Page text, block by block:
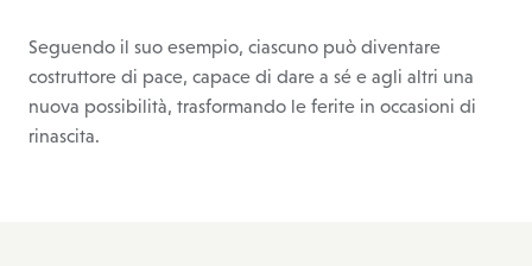
Seguendo il suo esempio, ciascuno può diventare
costruttore di pace, capace di dare a sé e agli altri una
nuova possibilità, trasformando le ferite in occasioni di
rinascita.